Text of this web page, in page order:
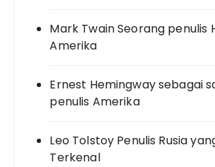
Mark Twain Seorang penulis
Amerika
Ernest Hemingway sebagai
penulis Amerika
Leo Tolstoy Penulis Rusia
Terkenal